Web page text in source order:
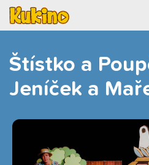
Štístko a
Jeníček a